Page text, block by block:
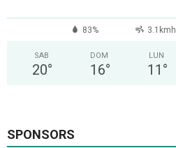
83% 3.1kmh
SAB
20°
DOM
16°
LUN
11 °
SPONSORS